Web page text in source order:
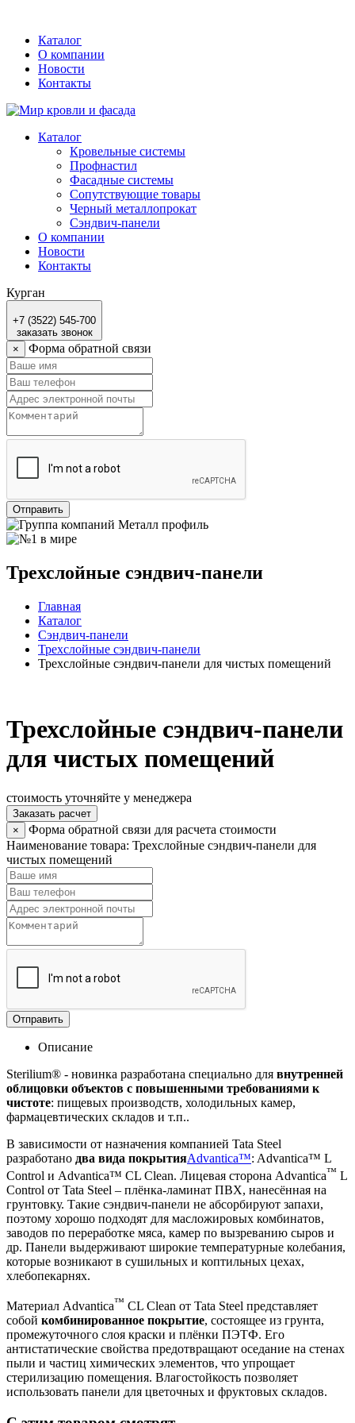
Каталог
О компании
Новости
Контакты
Каталог
Кровельные системы
Профнастил
Фасадные системы
Сопутствующие товары
Черный металлопрокат
Сэндвич-панели
О компании
Новости
Контакты
Курган
+7 (3522) 545-700
заказать звонок
×
Форма обратной связи
Отправить
Трехслойные сэндвич-панели
Главная
Каталог
Сэндвич-панели
Трехслойные сэндвич-панели
Трехслойные сэндвич-панели для чистых помещений
Трехслойные сэндвич-панели
для чистых помещений
стоимость уточняйте у менеджера
Заказать расчет
×
Форма обратной связи для расчета стоимости
Наименование товара: Трехслойные сэндвич-панели для
чистых помещений
Отправить
Описание
Sterilium® - новинка разработана специально для внутренней
облицовки объектов с повышенными требованиями к
чистоте: пищевых производств, холодильных камер,
фармацевтических складов и т.п..
В зависимости от назначения компанией Tata Steel
разработано два вида покрытияAdvantica™: Advantica™ L
Control и Advantica™ CL Clean. Лицевая сторона Advantica™ L
Control от Tata Steel – плёнка-ламинат ПВХ, нанесённая на
грунтовку. Такие сэндвич-панели не абсорбируют запахи,
поэтому хорошо подходят для масложировых комбинатов,
заводов по переработке мяса, камер по вызреванию сыров и
др. Панели выдерживают широкие температурные колебания,
которые возникают в сушильных и коптильных цехах,
хлебопекарнях.
Материал Advantica™ CL Clean от Tata Steel представляет
собой комбинированное покрытие, состоящее из грунта,
промежуточного слоя краски и плёнки ПЭТФ. Его
антистатические свойства предотвращают оседание на стенах
пыли и частиц химических элементов, что упрощает
стерилизацию помещения. Влагостойкость позволяет
использовать панели для цветочных и фруктовых складов.